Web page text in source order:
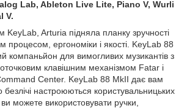
Lab, Ableton Live Lite, Piano V, Wurli
V.
KeyLab, Arturia підняла планку зручності
процесом, ергономіки і якості. KeyLab 88
компаньйон для вимогливих музикантів з
клавішним механізмом Fatar і
Center. KeyLab 88 MkII дає вам
безлічі настроюються користувальницьких
можете використовувати ручки,